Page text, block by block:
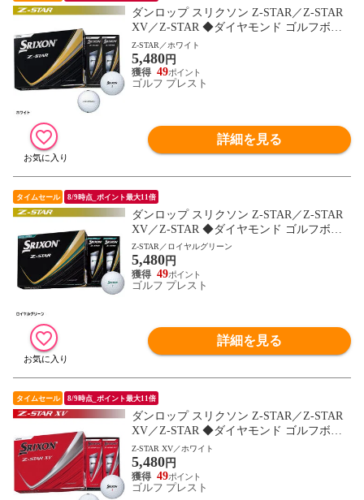
ダンロップ スリクソン Z-STAR／Z-STAR
XV／Z-STAR ◆ダイヤモンド ゴルフボー
ル 1ダース（12球） 2025年モデル DUNLO
P 日本正規品
Z-STAR／ホワイト
5,480円
49
ゴルフ プレスト
詳細を見る
タイムセール 8/9時点_ポイント最大11倍
ダンロップ スリクソン Z-STAR／Z-STAR
XV／Z-STAR ◆ダイヤモンド ゴルフボー
ル 1ダース（12球） 2025年モデル DUNLO
P 日本正規品
Z-STAR／ロイヤルグリーン
5,480円
49
ゴルフ プレスト
詳細を見る
タイムセール 8/9時点_ポイント最大11倍
ダンロップ スリクソン Z-STAR／Z-STAR
XV／Z-STAR ◆ダイヤモンド ゴルフボー
ル 1ダース（12球） 2025年モデル DUNLO
P 日本正規品
Z-STAR XV／ホワイト
5,480円
49
ゴルフ プレスト